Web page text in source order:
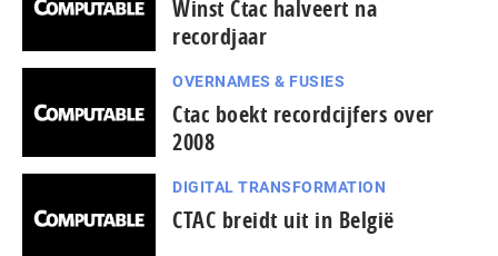
Winst Ctac halveert na
recordjaar
OVERNAMES & FUSIES
Ctac boekt recordcijfers over
2008
DIGITAL TRANSFORMATION
CTAC breidt uit in België